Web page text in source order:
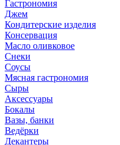
Гастрономия
Джем
Кондитерские изделия
Консервация
Масло оливковое
Снеки
Соусы
Мясная гастрономия
Сыры
Аксессуары
Бокалы
Вазы, банки
Ведёрки
Декантеры